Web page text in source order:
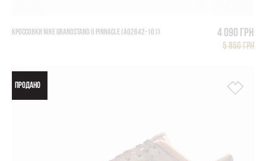
КРОССОВКИ NIKE GRANDSTAND II PINNACLE (AO2642-101) 4 090 грн
5 850 грн
ПРОДАНО